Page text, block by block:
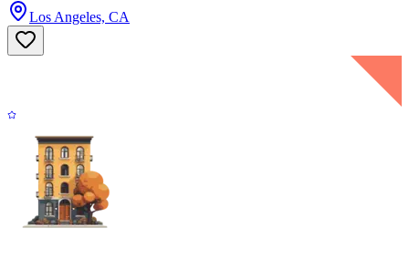
Los Angeles, CA